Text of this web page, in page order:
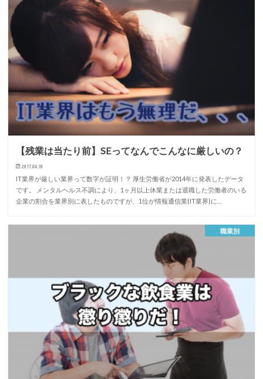
【残業は当たり前】SEってなんでこんなに厳しいの？
2017.04.10
IT業界が厳しい業界って数字が証明！？ 厚生労働省が2014年に発表したデータ
です。 メンタルヘルス不調により、1ヶ月以上休業または退職した労働者のいる
企業の割合を業界別に表したものですが、1位が情報通信業(IT業界)に…
職業別